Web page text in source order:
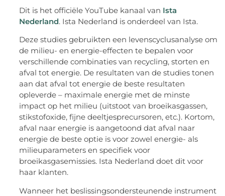
Dit is het officiële YouTube kanaal van Ista
Nederland. Ista Nederland is onderdeel van Ista.
Deze studies gebruikten een levenscyclusanalyse om
de milieu- en energie-effecten te bepalen voor
verschillende combinaties van recycling, storten en
afval tot energie. De resultaten van de studies tonen
aan dat afval tot energie de beste resultaten
opleverde – maximale energie met de minste
impact op het milieu (uitstoot van broeikasgassen,
stikstofoxide, fijne deeltjesprecursoren, etc.). Kortom,
afval naar energie is aangetoond dat afval naar
energie de beste optie is voor zowel energie- als
milieuparameters en specifiek voor
broeikasgasemissies. Ista Nederland doet dit voor
haar klanten.
Wanneer het beslissingsondersteunende instrument